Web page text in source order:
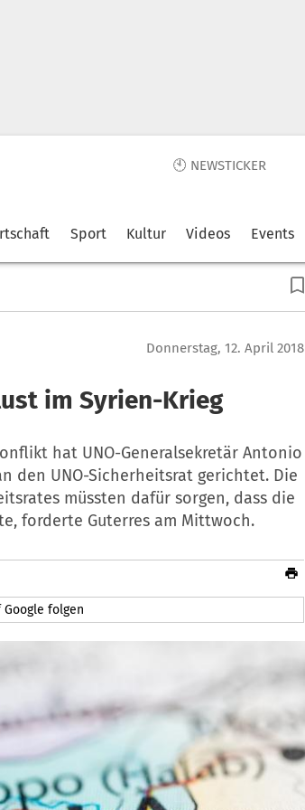
🕙 NEWSTICKER
Sport Kultur Videos Events
Donnerstag, 12. April 2018
im Syrien-Krieg
hat UNO-Generalsekretär Antonio
den UNO-Sicherheitsrat gerichtet. Die
müssten dafür sorgen, dass die
forderte Guterres am Mittwoch.
Google folgen